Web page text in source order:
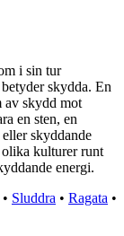
i sin tur
skydda. En
av skydd mot
en sten, en
skyddande
olika kulturer runt
energi.
• Sluddra • Ragata •